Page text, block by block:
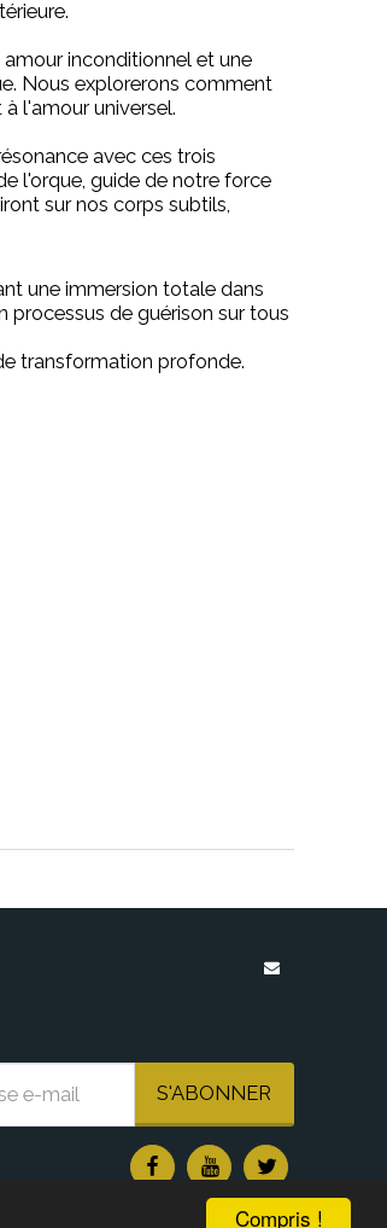
Compris !
inconditionnel et une
Nous explorerons comment
l'amour universel.
avec ces trois
l'orque, guide de notre force
sur nos corps subtils,
une immersion totale dans
processus de guérison sur tous
transformation profonde.
S'ABONNER